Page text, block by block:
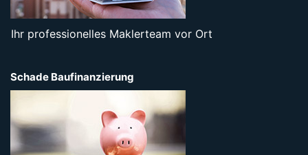
Ihr professionelles Maklerteam vor Ort
Schade Baufinanzierung